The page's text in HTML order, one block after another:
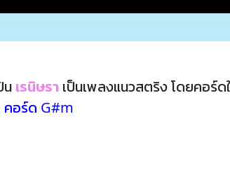
น เรนิษรา เป็นเพลงแนวสตริง โดยคอร์
คอร์ด G#m